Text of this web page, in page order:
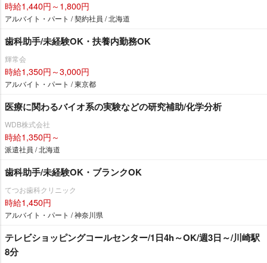
時給1,440円～1,800円
アルバイト・パート / 契約社員 / 北海道
歯科助手/未経験OK・扶養内勤務OK
輝常会
時給1,350円～3,000円
アルバイト・パート / 東京都
医療に関わるバイオ系の実験などの研究補助/化学分析
WDB株式会社
時給1,350円～
派遣社員 / 北海道
歯科助手/未経験OK・ブランクOK
てつお歯科クリニック
時給1,450円
アルバイト・パート / 神奈川県
テレビショッピングコールセンター/1日4h～OK/週3日～/川崎駅
8分